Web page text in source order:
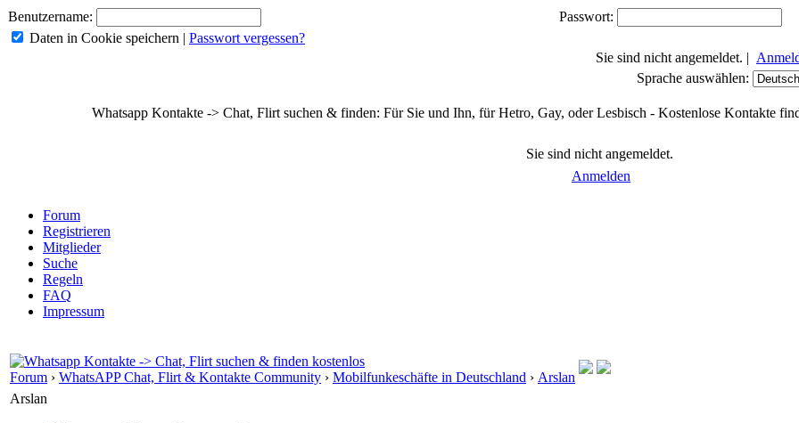
Benutzername:
Passwort:
Daten in Cookie speichern | Passwort vergessen?
Sie sind nicht angemeldet. |
Sprache auswählen:
Whatsapp Kontakte -> Chat, Flirt suchen & finden: Für Sie und Ihn, für Hetro, Gay, oder Lesbisch - Kostenlose Kontakte
Sie sind nicht angemeldet.
Anmelden
Forum
Registrieren
Mitglieder
Suche
Regeln
FAQ
Impressum
Forum › WhatsAPP Chat, Flirt & Kontakte Community › Mobilfunkeschäfte in Deutschland › Arslan
Arslan